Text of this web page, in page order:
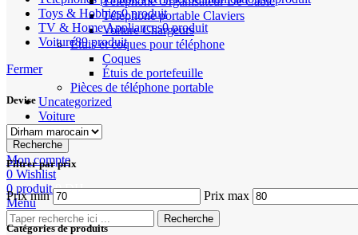
Téléphone portable Claviers
Voiture Chargeurs
Étuis et coques pour téléphone
Coques
Étuis de portefeuille
Pièces de téléphone portable
Uncategorized
Voiture
Recherche
Mon compte
0 Wishlist
0 produit 0DH
Menu
Recherche
Toys & Hobbies0 produit
TV & Home Appliances0 produit
Voiture89 produit
Fermer
Devise
Filtrer par prix
Prix min Prix max
Catégories de produits